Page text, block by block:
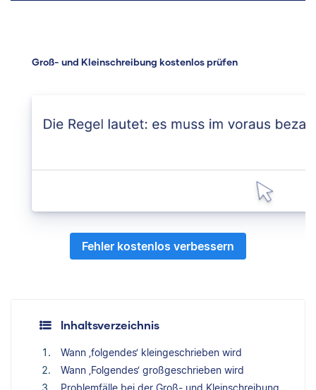
Groß- und Kleinschreibung kostenlos prüfen
Fehler kostenlos verbessern
Inhaltsverzeichnis
Wann ‚folgendes‘ kleingeschrieben wird
Wann ‚Folgendes‘ großgeschrieben wird